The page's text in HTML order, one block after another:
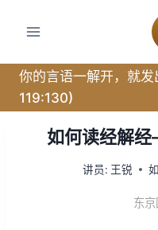
你的言语一解开，就
119:130)
如何读经解
讲员: 王锐
东